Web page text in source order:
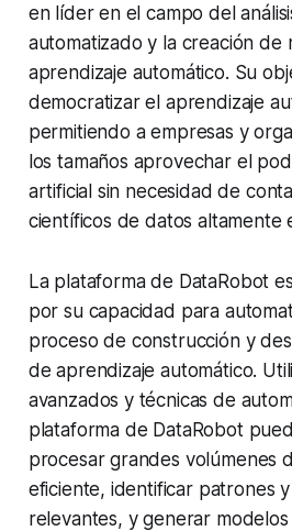
en líder en el campo del
automatizado y la creación de
aprendizaje automático. Su
democratizar el aprendizaje
permitiendo a empresas y
los tamaños aprovechar el
artificial sin necesidad de
científicos de datos altamente
La plataforma de DataRobot
por su capacidad para
proceso de construcción y
de aprendizaje automático.
avanzados y técnicas de
plataforma de DataRobot
procesar grandes volúmenes
eficiente, identificar patrones
relevantes, y generar